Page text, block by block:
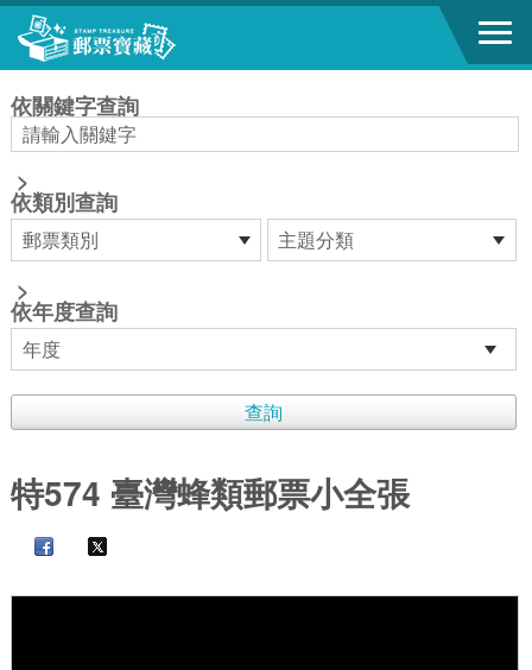
跳到主要內容區塊
依關鍵字查詢
>
依類別查詢
>
依年度查詢
特574 臺灣蜂類郵票小全張